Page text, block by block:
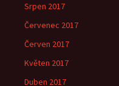
Srpen 2017
Červenec 2017
Červen 2017
Květen 2017
Duben 2017